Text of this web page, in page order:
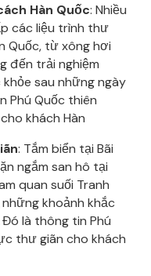
Hàn Quốc: Nhiều
các liệu trình thư
Quốc, từ xông hơi
đến trải nghiệm
sau những ngày
Phú Quốc thiên
khách Hàn
: Tắm biển tại Bãi
ngắm san hô tại
quan suối Tranh
khoảnh khắc
là thông tin Phú
thư giãn cho khách